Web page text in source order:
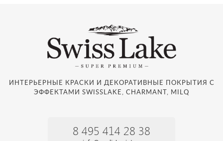
ИНТЕРЬЕРНЫЕ КРАСКИ И ДЕКОРАТИВНЫЕ ПОКРЫТИЯ С
ЭФФЕКТАМИ SWISSLAKE, CHARMANT, MILQ
8 495 414 28 38